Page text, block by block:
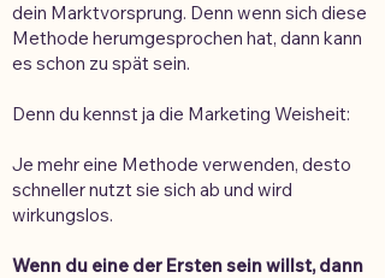
dein Marktvorsprung. Denn wenn sich diese
Methode herumgesprochen hat, dann kann
es schon zu spät sein.
Denn du kennst ja die Marketing Weisheit:
Je mehr eine Methode verwenden, desto
schneller nutzt sie sich ab und wird
wirkungslos.
Wenn du eine der Ersten sein willst, dann